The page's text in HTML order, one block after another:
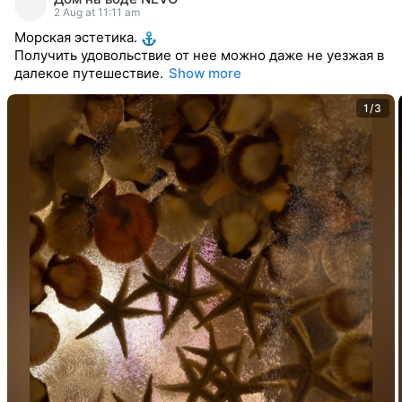
2 Aug at 11:11 am
Морская эстетика.
Получить удовольствие от нее можно даже не уезжая в
далекое путешествие. Show more
1/3